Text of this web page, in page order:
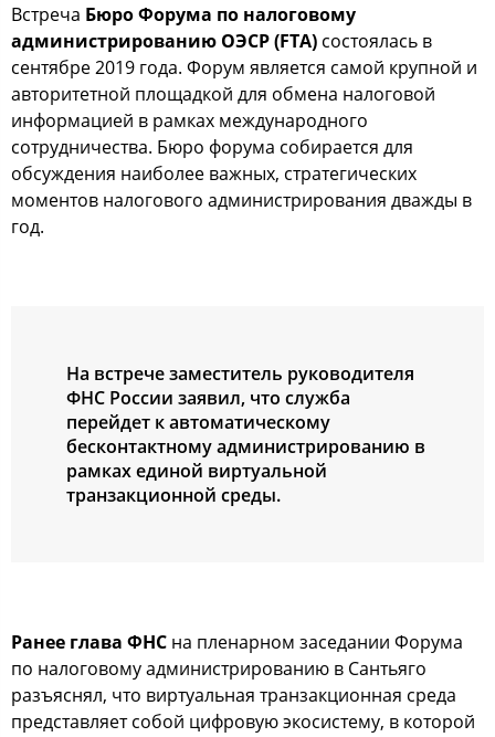
Встреча Бюро Форума по налоговому
администрированию ОЭСР (FTA) состоялась в
сентябре 2019 года. Форум является самой крупной и
авторитетной площадкой для обмена налоговой
информацией в рамках международного
сотрудничества. Бюро форума собирается для
обсуждения наиболее важных, стратегических
моментов налогового администрирования дважды в
год.
На встрече заместитель руководителя
ФНС России заявил, что служба
перейдет к автоматическому
бесконтактному администрированию в
рамках единой виртуальной
транзакционной среды.
Ранее глава ФНС на пленарном заседании Форума
по налоговому администрированию в Сантьяго
разъяснял, что виртуальная транзакционная среда
представляет собой цифровую экосистему, в которой